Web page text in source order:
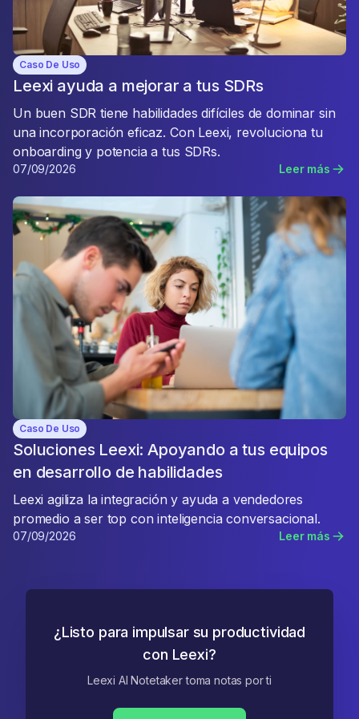
Caso De Uso
Leexi ayuda a mejorar a tus SDRs
Un buen SDR tiene habilidades difíciles de dominar sin
una incorporación eficaz. Con Leexi, revoluciona tu
onboarding y potencia a tus SDRs.
07/09/2026 Leer más
Caso De Uso
Soluciones Leexi: Apoyando a tus equipos
en desarrollo de habilidades
Leexi agiliza la integración y ayuda a vendedores
promedio a ser top con inteligencia conversacional.
07/09/2026 Leer más
¿Listo para impulsar su productividad
con Leexi?
Leexi AI Notetaker toma notas por ti